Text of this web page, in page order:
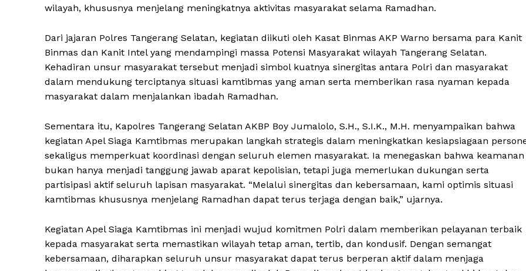
wilayah, khususnya menjelang meningkatnya aktivitas masyarakat selama Ramadhan.
Dari jajaran Polres Tangerang Selatan, kegiatan diikuti oleh Kasat Binmas AKP Warno bersama para Kanit
Binmas dan Kanit Intel yang mendampingi massa Potensi Masyarakat wilayah Tangerang Selatan.
Kehadiran unsur masyarakat tersebut menjadi simbol kuatnya sinergitas antara Polri dan masyarakat
dalam mendukung terciptanya situasi kamtibmas yang aman serta memberikan rasa nyaman kepada
masyarakat dalam menjalankan ibadah Ramadhan.
Sementara itu, Kapolres Tangerang Selatan AKBP Boy Jumalolo, S.H., S.I.K., M.H. menyampaikan bahwa
kegiatan Apel Siaga Kamtibmas merupakan langkah strategis dalam meningkatkan kesiapsiagaan
sekaligus memperkuat koordinasi dengan seluruh elemen masyarakat. Ia menegaskan bahwa keamanan
bukan hanya menjadi tanggung jawab aparat kepolisian, tetapi juga memerlukan dukungan serta
partisipasi aktif seluruh lapisan masyarakat. “Melalui sinergitas dan kebersamaan, kami optimis situasi
kamtibmas khususnya menjelang Ramadhan dapat terus terjaga dengan baik,” ujarnya.
Kegiatan Apel Siaga Kamtibmas ini menjadi wujud komitmen Polri dalam memberikan pelayanan terbaik
kepada masyarakat serta memastikan wilayah tetap aman, tertib, dan kondusif. Dengan semangat
kebersamaan, diharapkan seluruh unsur masyarakat dapat terus berperan aktif dalam menjaga